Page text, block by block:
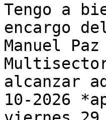
Tengo a
encargo
Manuel
alcanzar
10-2026